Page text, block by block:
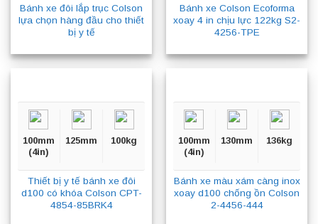
Bánh xe đôi lắp trục Colson
lựa chọn hàng đầu cho thiết
bị y tế
Bánh xe Colson Ecoforma
xoay 4 in chịu lực 122kg S2-
4256-TPE
100mm
(4in)
125mm 100kg
Thiết bị y tế bánh xe đôi
d100 có khóa Colson CPT-
4854-85BRK4
100mm
(4in)
130mm 136kg
Bánh xe màu xám càng inox
xoay d100 chống ồn Colson
2-4456-444